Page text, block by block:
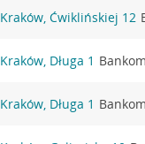
Kraków, Ćwiklińskiej 12
Kraków, Długa 1
Kraków, Długa 1